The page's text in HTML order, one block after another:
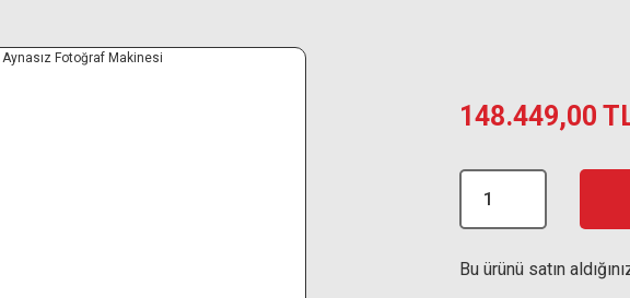
148.449,00
Bu ürünü satın